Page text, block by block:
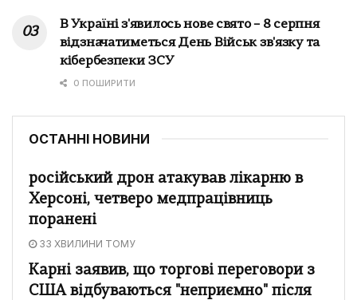
В Україні з'явилось нове свято – 8 серпня
відзначатиметься День Військ зв'язку та
кібербезпеки ЗСУ
0 ПОШИРИТИ
ОСТАННІ НОВИНИ
російський дрон атакував лікарню в
Херсоні, четверо медпрацівниць
поранені
33 ХВИЛИНИ ТОМУ
Карні заявив, що торгові переговори з
США відбуваються "неприємно" після